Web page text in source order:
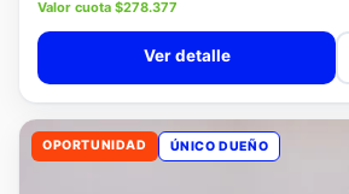
Precio lista $11.980.000
Valor cuota $278.377
OPORTUNIDAD